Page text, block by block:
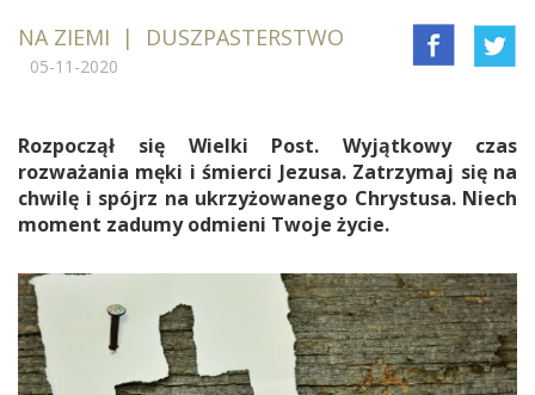
NA ZIEMI | DUSZPASTERSTWO
05-11-2020
Rozpoczął się Wielki Post. Wyjątkowy czas
rozważania męki i śmierci Jezusa. Zatrzymaj się na
chwilę i spójrz na ukrzyżowanego Chrystusa. Niech
moment zadumy odmieni Twoje życie.